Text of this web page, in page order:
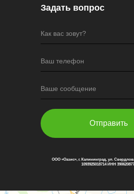
Как вас зовут?
Ваш телефон
Ваше сообщение
Отправить
Задать вопрос
ООО «Оазис», г. Калининград, ул.
1093925018714 ИНН